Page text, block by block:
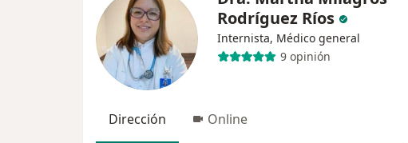
Rodríguez Ríos
Internista, Médico general
9 opinión
Dirección Online